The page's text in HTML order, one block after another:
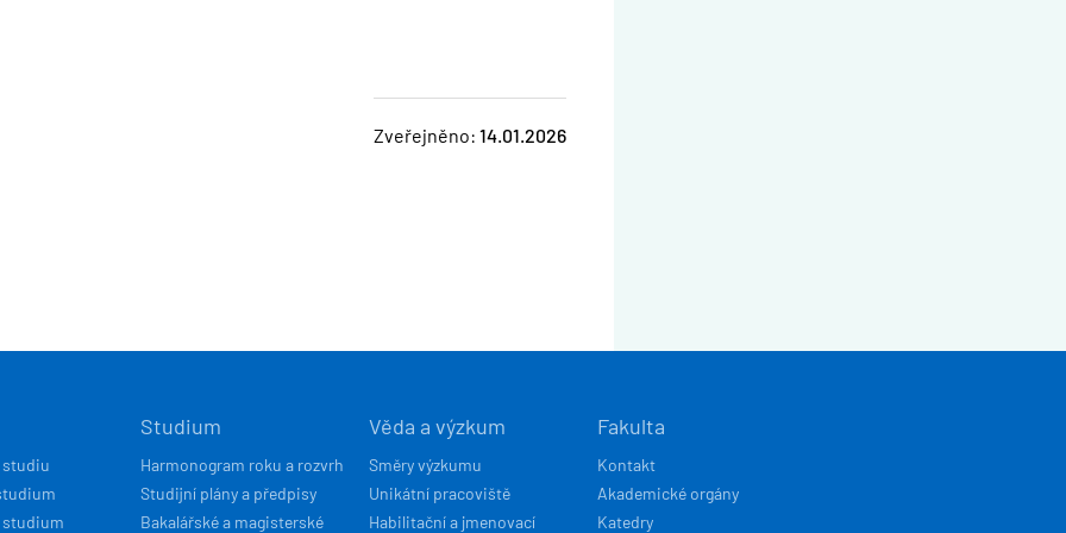
Zveřejněno: 14.01.2026
studiu
studium
Studium
Harmonogram roku a rozvrh
Studijní plány a předpisy
Bakalářské a magisterské
Věda a výzkum
Směry výzkumu
Unikátní pracoviště
Habilitační a jmenovací
Fakulta
Kontakt
Akademické orgány
Katedry